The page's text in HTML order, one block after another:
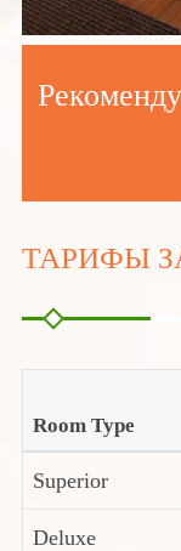
ТАРИФЫ
Room Type
Superior
Deluxe